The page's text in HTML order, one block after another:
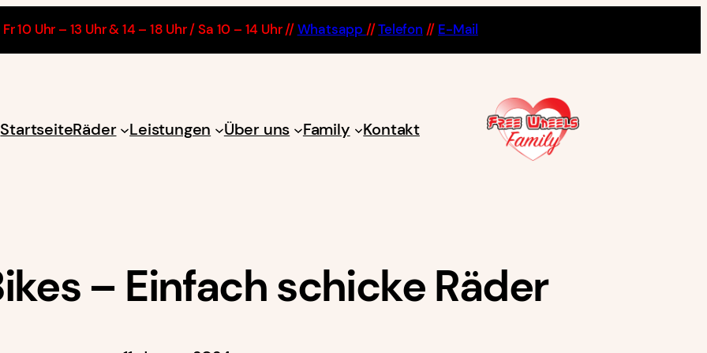
10 Uhr – 13 Uhr & 14 – 18 Uhr / Sa 10 – 14 Uhr //Whatsapp //Telefon // E-Mail
StartseiteRäder Leistungen Über uns Family Kontakt
– Einfach schicke Räder